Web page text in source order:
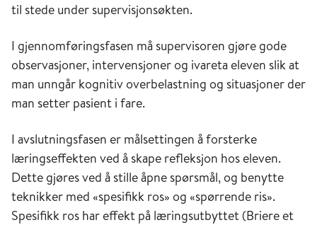
til stede under supervisjonsøkten.
I gjennomføringsfasen må supervisoren gjøre gode
observasjoner, intervensjoner og ivareta eleven slik at
man unngår kognitiv overbelastning og situasjoner der
man setter pasient i fare.
I avslutningsfasen er målsettingen å forsterke
læringseffekten ved å skape refleksjon hos eleven.
Dette gjøres ved å stille åpne spørsmål, og benytte
teknikker med «spesifikk ros» og «spørrende ris».
Spesifikk ros har effekt på læringsutbyttet (Briere et